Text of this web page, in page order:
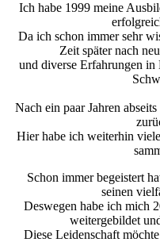
Ich habe 1999 meine
Da ich schon immer sehr
Zeit später nach
und diverse Erfahrungen
Nach ein paar Jahren
Hier habe ich weiterhin
Schon immer begeistert
seinen
Deswegen habe ich mich
weitergebildet
Diese Leidenschaft